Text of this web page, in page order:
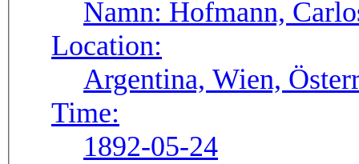
Namn: Hofmann,
Location:
Argentina, Wien,
Time:
1892-05-24